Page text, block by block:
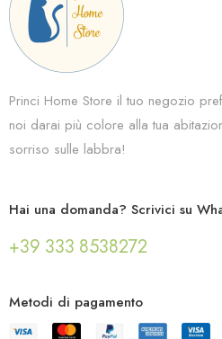
Princi Home Store il tuo negozio
noi darai più colore alla tua
sorriso sulle labbra!
Hai una domanda? Scrivici su
+39 333 8538272
Metodi di pagamento